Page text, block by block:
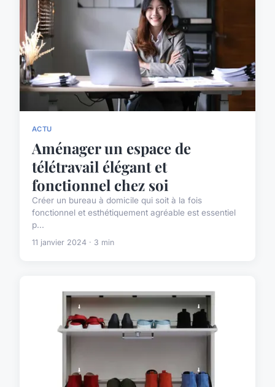
ACTU
Aménager un espace de
télétravail élégant et
fonctionnel chez soi
Créer un bureau à domicile qui soit à la fois
fonctionnel et esthétiquement agréable est essentiel
p...
11 janvier 2024 · 3 min